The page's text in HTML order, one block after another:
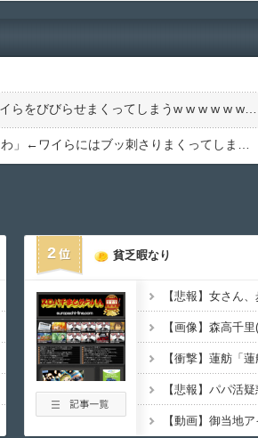
2 貧乏暇なり